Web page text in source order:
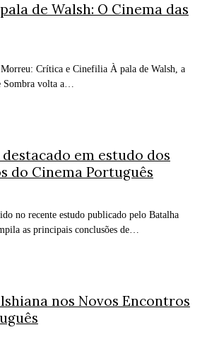
de Walsh: O Cinema das
Crítica e Cinefilia À pala de Walsh, a
Sombra volta a…
em estudo dos
do Cinema Português
no recente estudo publicado pelo Batalha
as principais conclusões de…
nos Novos Encontros